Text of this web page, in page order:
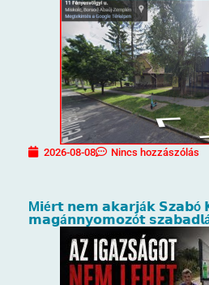
2026-08-08 Nincs hozzászólás
M𝗶é𝗿𝘁 𝗻𝗲𝗺 𝗮𝗸𝗮𝗿𝗷á𝗸 𝗦𝘇𝗮𝗯ó
𝗺𝗮𝗴á𝗻𝗻𝘆𝗼𝗺𝗼𝘇ó𝘁